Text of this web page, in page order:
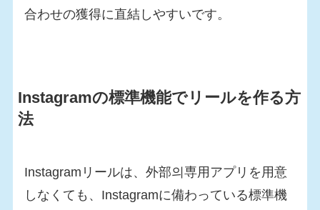
合わせの獲得に直結しやすいです。
Instagramの標準機能でリールを作る方
法
Instagramリールは、外部의専用アプリを用意
しなくても、Instagramに備わっている標準機